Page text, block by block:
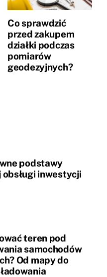
Co sprawdzić
przed zakupem
działki podczas
pomiarów
geodezyjnych?
podstawy
obsługi inwestycji
teren pod
samochodów
Od mapy do